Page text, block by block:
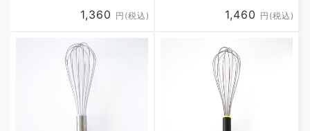
Regular
1,360 円(税込)
Regular
1,460 円(税込)